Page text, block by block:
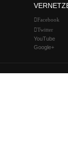
Facebook
Twitter
YouTube
Google+